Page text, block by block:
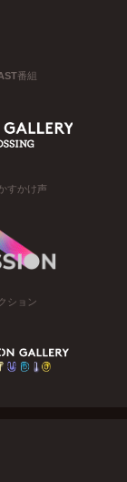
番組
すかけ声
ション